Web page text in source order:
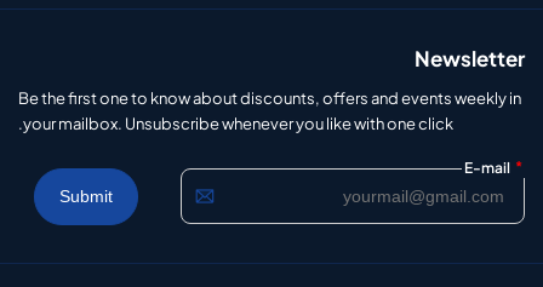
Newsletter
Be the first one to know about discounts, offers and events weekly in
your mailbox. Unsubscribe whenever you like with one click.
E-mail *